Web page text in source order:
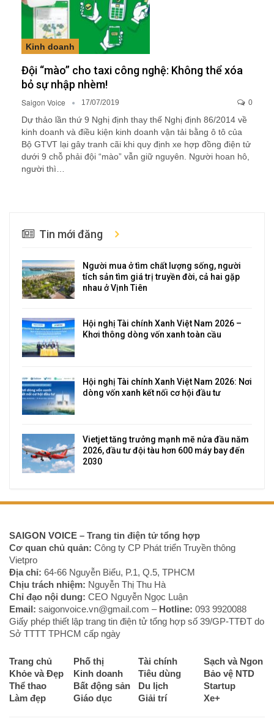
Kinh doanh
Đội “mào” cho taxi công nghệ: Không thể xóa
bỏ sự nhập nhèm!
Saigon Voice 17/07/2019 0
Dự thảo lần thứ 9 Nghị định thay thế Nghị định 86/2014 về
kinh doanh và điều kiện kinh doanh vận tải bằng ô tô của
Bộ GTVT lại gây tranh cãi khi quy định xe hợp đồng điện tử
dưới 9 chỗ phải đội “mào” vẫn giữ nguyên. Người hoan hô,
người thì…
Tin mới đăng
Người mua ở tìm chất lượng sống, người
tích sản tìm giá trị truyền đời, cả hai gặp
nhau ở Vịnh Tiên
Hội nghị Tài chính Xanh Việt Nam 2026 –
Khơi thông dòng vốn xanh toàn cầu
Hội nghị Tài chính Xanh Việt Nam 2026: Nơi
dòng vốn xanh kết nối cơ hội đầu tư
Vietjet tăng trưởng mạnh mẽ nửa đầu năm
2026, đầu tư đội tàu hơn 600 máy bay đến
2030
SAIGON VOICE – Trang tin điện tử tổng hợp
Cơ quan chủ quản: Công ty CP Phát triển Truyền thông
Vietpro
Địa chỉ: 64-66 Nguyễn Biểu, P.1, Q.5, TPHCM
Chịu trách nhiệm: Nguyễn Thị Thu Hà
Chỉ đạo nội dung: CEO Nguyễn Ngọc Luận
Email: saigonvoice.vn@gmail.com – Hotline: 093 9920088‬
Giấy phép thiết lập trang tin điện tử tổng hợp số 39/GP-TTĐT do
Sở TTTT TPHCM cấp ngày
Trang chủ Phố thị Tài chính
Sạch và Ngon
Khỏe và Đẹp
Kinh doanh Tiêu dùng
Bảo vệ NTD
Thể thao
Bất động sản Du lịch
Startup
Làm đẹp
Giáo dục Giải trí Xe+